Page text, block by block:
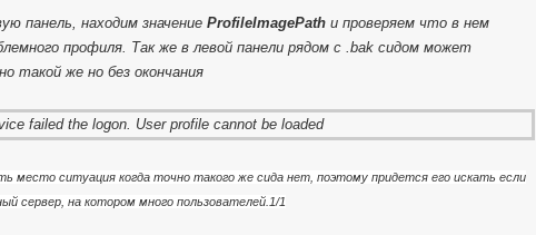
панель, находим значение ProfileImagePath и проверяем что в нем
профиля. Так же в левой панели рядом с .bak сидом может
такой же но без окончания
место ситуация когда точно такого же сида нет, поэтому придется его искать если
сервер, на котором много пользователей.1/1